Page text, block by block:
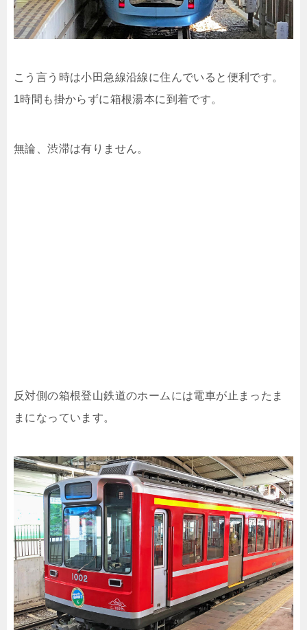
こう言う時は小田急線沿線に住んでいると便利です。
1時間も掛からずに箱根湯本に到着です。
無論、渋滞は有りません。
反対側の箱根登山鉄道のホームには電車が止まったま
まになっています。